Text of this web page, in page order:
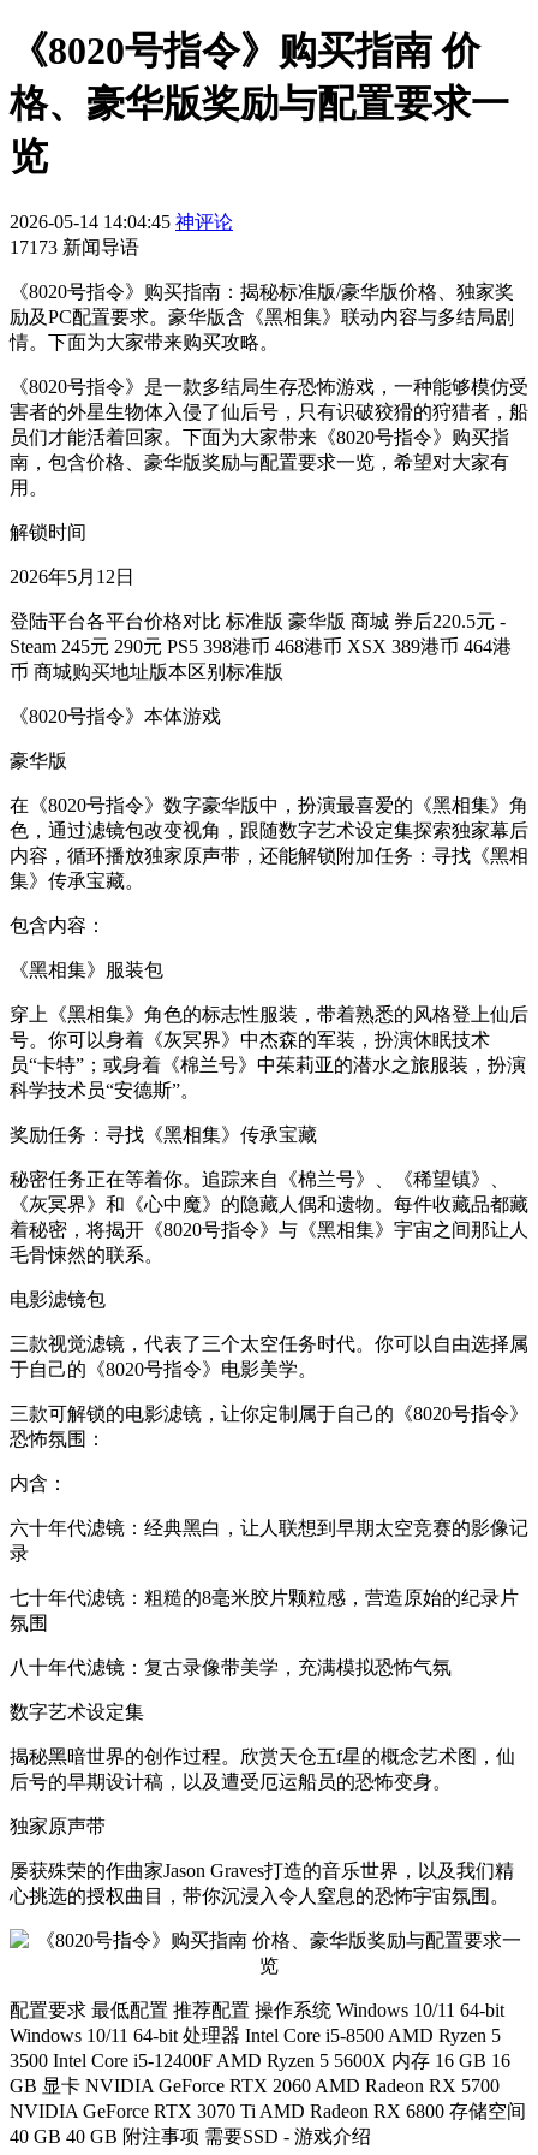
《8020号指令》购买指南 价
格、豪华版奖励与配置要求一
览
2026-05-14 14:04:45 神评论
17173 新闻导语
《8020号指令》购买指南：揭秘标准版/豪华版价格、独家奖
励及PC配置要求。豪华版含《黑相集》联动内容与多结局剧
情。下面为大家带来购买攻略。
《8020号指令》是一款多结局生存恐怖游戏，一种能够模仿受
害者的外星生物体入侵了仙后号，只有识破狡猾的狩猎者，船
员们才能活着回家。下面为大家带来《8020号指令》购买指
南，包含价格、豪华版奖励与配置要求一览，希望对大家有
用。
解锁时间
2026年5月12日
登陆平台各平台价格对比 标准版 豪华版 商城 券后220.5元 -
Steam 245元 290元 PS5 398港币 468港币 XSX 389港币 464港
币 商城购买地址版本区别标准版
《8020号指令》本体游戏
豪华版
在《8020号指令》数字豪华版中，扮演最喜爱的《黑相集》角
色，通过滤镜包改变视角，跟随数字艺术设定集探索独家幕后
内容，循环播放独家原声带，还能解锁附加任务：寻找《黑相
集》传承宝藏。
包含内容：
《黑相集》服装包
穿上《黑相集》角色的标志性服装，带着熟悉的风格登上仙后
号。你可以身着《灰冥界》中杰森的军装，扮演休眠技术
员“卡特”；或身着《棉兰号》中茱莉亚的潜水之旅服装，扮演
科学技术员“安德斯”。
奖励任务：寻找《黑相集》传承宝藏
秘密任务正在等着你。追踪来自《棉兰号》、《稀望镇》、
《灰冥界》和《心中魔》的隐藏人偶和遗物。每件收藏品都藏
着秘密，将揭开《8020号指令》与《黑相集》宇宙之间那让人
毛骨悚然的联系。
电影滤镜包
三款视觉滤镜，代表了三个太空任务时代。你可以自由选择属
于自己的《8020号指令》电影美学。
三款可解锁的电影滤镜，让你定制属于自己的《8020号指令》
恐怖氛围：
内含：
六十年代滤镜：经典黑白，让人联想到早期太空竞赛的影像记
录
七十年代滤镜：粗糙的8毫米胶片颗粒感，营造原始的纪录片
氛围
八十年代滤镜：复古录像带美学，充满模拟恐怖气氛
数字艺术设定集
揭秘黑暗世界的创作过程。欣赏天仓五f星的概念艺术图，仙
后号的早期设计稿，以及遭受厄运船员的恐怖变身。
独家原声带
屡获殊荣的作曲家Jason Graves打造的音乐世界，以及我们精
心挑选的授权曲目，带你沉浸入令人窒息的恐怖宇宙氛围。
配置要求 最低配置 推荐配置 操作系统 Windows 10/11 64-bit
Windows 10/11 64-bit 处理器 Intel Core i5-8500 AMD Ryzen 5
3500 Intel Core i5-12400F AMD Ryzen 5 5600X 内存 16 GB 16
GB 显卡 NVIDIA GeForce RTX 2060 AMD Radeon RX 5700
NVIDIA GeForce RTX 3070 Ti AMD Radeon RX 6800 存储空间
40 GB 40 GB 附注事项 需要SSD - 游戏介绍